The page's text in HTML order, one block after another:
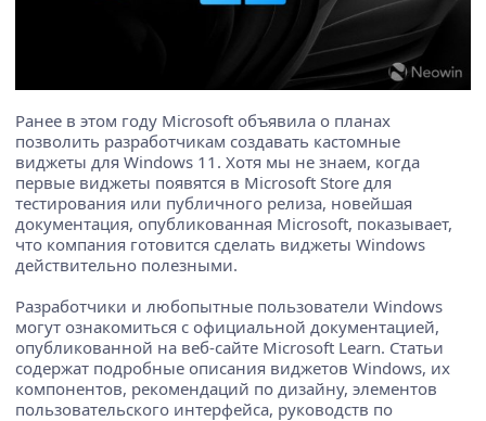
Ранее в этом году Microsoft объявила о планах
позволить разработчикам создавать кастомные
виджеты для Windows 11. Хотя мы не знаем, когда
первые виджеты появятся в Microsoft Store для
тестирования или публичного релиза, новейшая
документация, опубликованная Microsoft, показывает,
что компания готовится сделать виджеты Windows
действительно полезными.
Разработчики и любопытные пользователи Windows
могут ознакомиться с официальной документацией,
опубликованной на веб-сайте Microsoft Learn. Статьи
содержат подробные описания виджетов Windows, их
компонентов, рекомендаций по дизайну, элементов
пользовательского интерфейса, руководств по